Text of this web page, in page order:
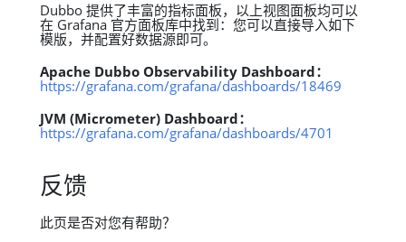
Dubbo 提供了丰富的指标面板，以上视图面板均可以
在 Grafana 官方面板库中找到：您可以直接导入如下
模版，并配置好数据源即可。
Apache Dubbo Observability Dashboard：
https://grafana.com/grafana/dashboards/18469
JVM (Micrometer) Dashboard：
https://grafana.com/grafana/dashboards/4701
反馈
此页是否对您有帮助？